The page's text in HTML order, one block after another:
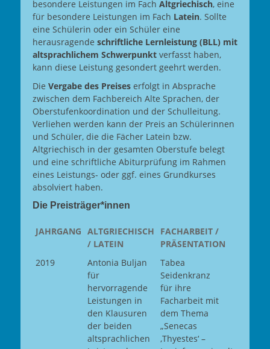
besondere Leistungen im Fach Altgriechisch, eine
für besondere Leistungen im Fach Latein. Sollte
eine Schülerin oder ein Schüler eine
herausragende schriftliche Lernleistung (BLL) mit
altsprachlichem Schwerpunkt verfasst haben,
kann diese Leistung gesondert geehrt werden.
Die Vergabe des Preises erfolgt in Absprache
zwischen dem Fachbereich Alte Sprachen, der
Oberstufenkoordination und der Schulleitung.
Verliehen werden kann der Preis an Schülerinnen
und Schüler, die die Fächer Latein bzw.
Altgriechisch in der gesamten Oberstufe belegt
und eine schriftliche Abiturprüfung im Rahmen
eines Leistungs- oder ggf. eines Grundkurses
absolviert haben.
Die Preisträger*innen
JAHRGANG ALTGRIECHISCH
/ LATEIN
FACHARBEIT /
PRÄSENTATION
2019
Antonia Buljan
für
hervorragende
Leistungen in
den Klausuren
der beiden
altsprachlichen
Tabea
Seidenkranz
für ihre
Facharbeit mit
dem Thema
„Senecas
‚Thyestes‘ –